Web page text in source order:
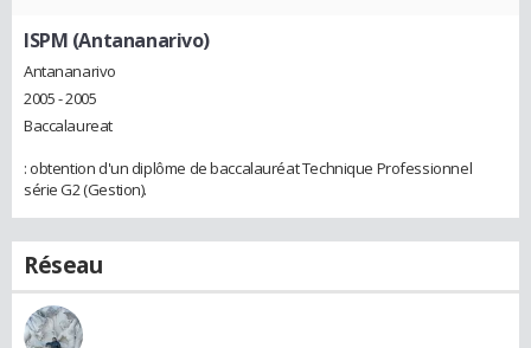
ISPM (Antananarivo)
Antananarivo
2005 - 2005
Baccalaureat
: obtention d'un diplôme de baccalauréat Technique Professionnel
série G2 (Gestion).
Réseau